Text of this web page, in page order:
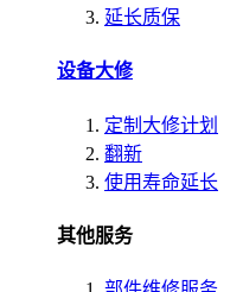
延长质保
设备大修
定制大修计划
翻新
使用寿命延长
其他服务